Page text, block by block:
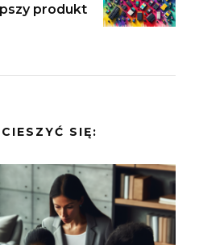
produkt
SIĘ: